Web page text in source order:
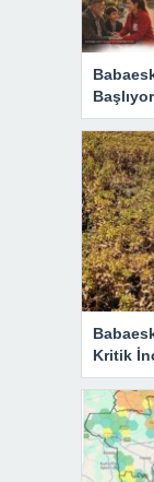
Kritik